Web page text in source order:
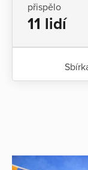
přispělo
11 lidí